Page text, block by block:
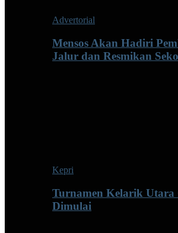
Advertorial
Mensos Akan Hadiri
Jalur dan Resmikan
Kepri
Turnamen Kelarik Utara
Dimulai